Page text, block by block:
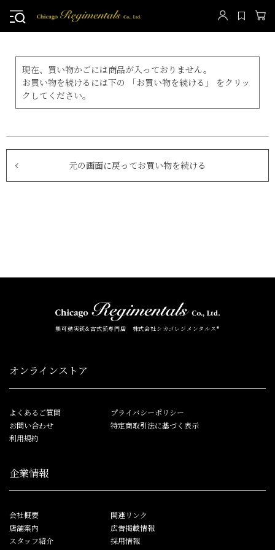
現在、買い物かごには商品が入っておりません。
お買い物を続けるには下の 「お買い物を続ける」 をクリッ
クしてください。
元の画面に戻ってお買い物を続ける
無可動実銃&古式銃専門店 株式会社シカゴレジメンタルス®
オンラインストア
よくあるご質問
お問い合わせ
利用規約
プライバシーポリシー
特定商取引法に基づく表示
企業情報
会社概要
店舗案内
スタッフ紹介
関連リンク
広告掲載情報
採用情報